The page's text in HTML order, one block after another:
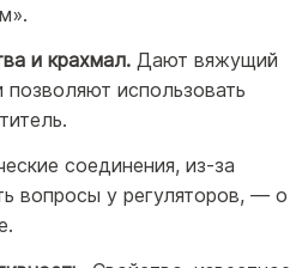
и крахмал. Дают вяжущий
позволяют использовать
соединения, из-за
вопросы у регуляторов, — о